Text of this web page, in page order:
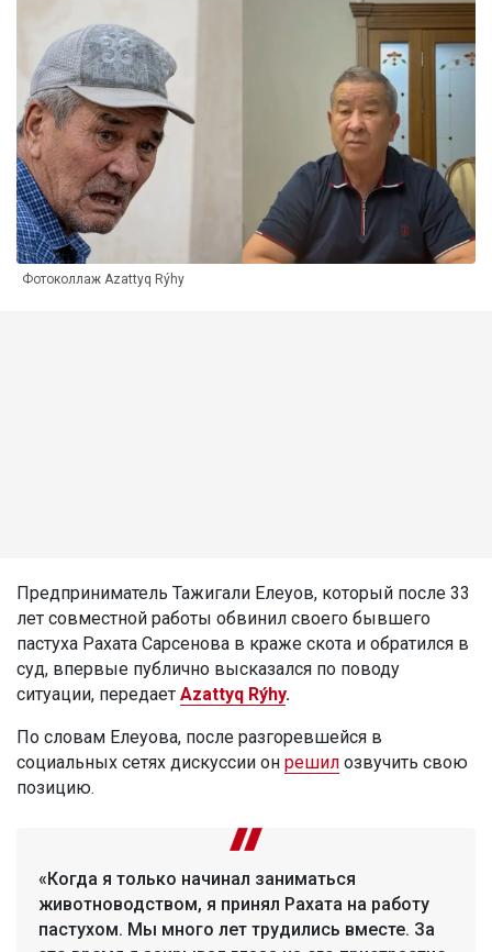
Фотоколлаж Azattyq Rýhy
Предприниматель Тажигали Елеуов, который после 33
лет совместной работы обвинил своего бывшего
пастуха Рахата Сарсенова в краже скота и обратился в
суд, впервые публично высказался по поводу
ситуации, передает Azattyq Rýhy.
По словам Елеуова, после разгоревшейся в
социальных сетях дискуссии он решил озвучить свою
позицию.
«Когда я только начинал заниматься
животноводством, я принял Рахата на работу
пастухом. Мы много лет трудились вместе. За